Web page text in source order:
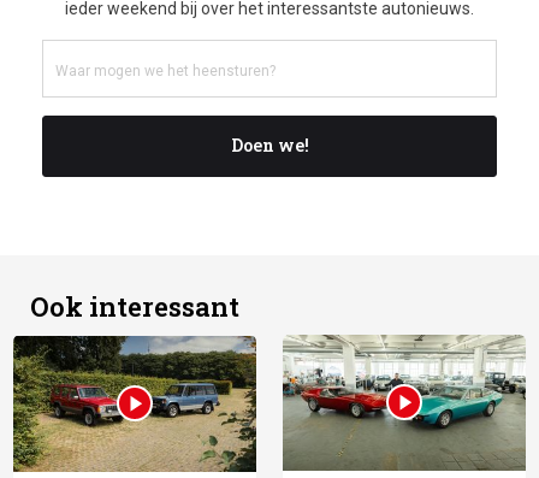
ieder weekend bij over het interessantste autonieuws.
Doen we!
Ook interessant